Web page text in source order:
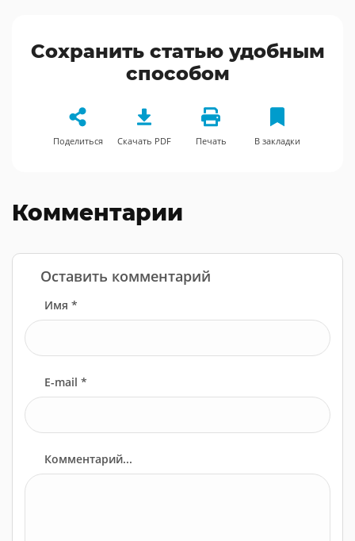
Сохранить статью удобным
способом
Поделиться Скачать PDF Печать В закладки
Комментарии
Оставить комментарий
Имя *
E-mail *
Комментарий...